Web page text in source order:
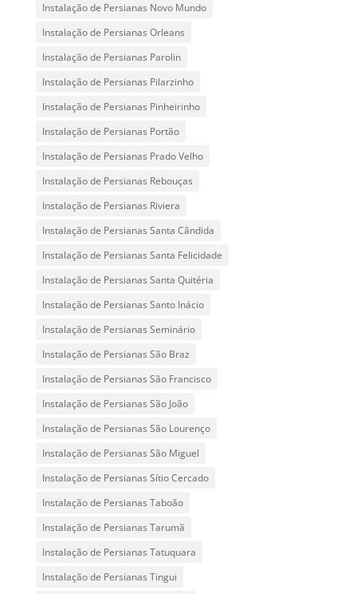
Instalação de Persianas Novo Mundo
Instalação de Persianas Orleans
Instalação de Persianas Parolin
Instalação de Persianas Pilarzinho
Instalação de Persianas Pinheirinho
Instalação de Persianas Portão
Instalação de Persianas Prado Velho
Instalação de Persianas Rebouças
Instalação de Persianas Riviera
Instalação de Persianas Santa Cândida
Instalação de Persianas Santa Felicidade
Instalação de Persianas Santa Quitéria
Instalação de Persianas Santo Inácio
Instalação de Persianas Seminário
Instalação de Persianas São Braz
Instalação de Persianas São Francisco
Instalação de Persianas São João
Instalação de Persianas São Lourenço
Instalação de Persianas São Miguel
Instalação de Persianas Sítio Cercado
Instalação de Persianas Taboão
Instalação de Persianas Tarumã
Instalação de Persianas Tatuquara
Instalação de Persianas Tingui